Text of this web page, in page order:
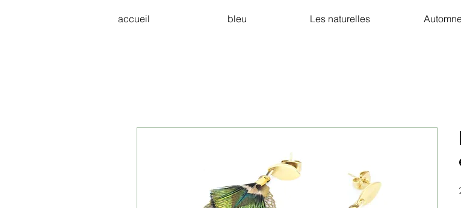
accueil bleu Les naturelles